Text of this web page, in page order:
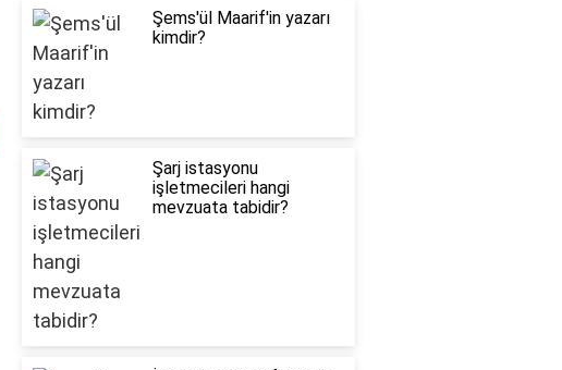
Şems'ül Maarif'in yazarı
kimdir?
Şarj istasyonu
işletmecileri hangi
mevzuata tabidir?